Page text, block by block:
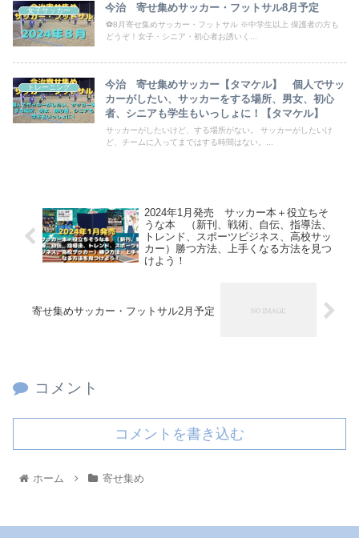
女子サッカー 今治 寄せ集めサッカー・フットサル8月予定
⚽8月寄せ集めサッカー・フットサル ※中学生以上 保護者の方も
どうぞ！女子・シニア・初心者お誘いく...
トレーニング
今治 寄せ集めサッカー【タマケル】 個人でサッ
カーがしたい、サッカーをする場所、男女、初心
者、シニアも学生もいっしょに！【タマケル】
サッカーがしたいけど、する場所がない。 サッカーがしたいけ
ど、チームに入ってまではする時間はない。...
2024年1月発売 サッカー本＋役立ちそ
うな本 （新刊、戦術、自伝、指導法、
トレンド、スポーツビジネス、高校サッ
カー）勝つ方法、上手くなる方法を見つ
けよう！
寄せ集めサッカー・フットサル2月予定
コメント
コメントを書き込む
ホーム 寄せ集め